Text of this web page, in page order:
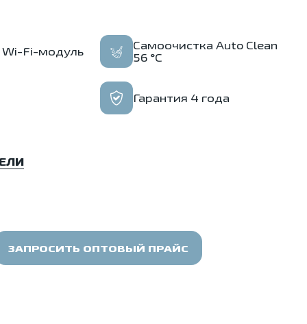
Fi-модуль
Самоочистка Auto Clean
56 °C
Гарантия 4 года
ЗАПРОСИТЬ ОПТОВЫЙ ПРАЙС